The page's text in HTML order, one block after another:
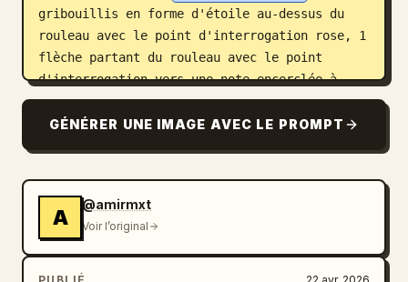
gribouillis en forme d'étoile au-dessus du
rouleau avec le point d'interrogation rose, 1
flèche partant du rouleau avec le point
d'interrogation vers une note encerclée à
droite indiquant revenus réels , et 1 grande
flèche courbe en bas à gauche pointant vers
Découvrez quelles campagnes génèrent des
revenus, pas seulement des clics. Connectez
Meta, Google et Stripe en 60 secondes.
. En bas au centre, placez une icône de logo
GÉNÉRER UNE IMAGE AVEC LE PROMPT
A
@amirmxt
Voir l’original